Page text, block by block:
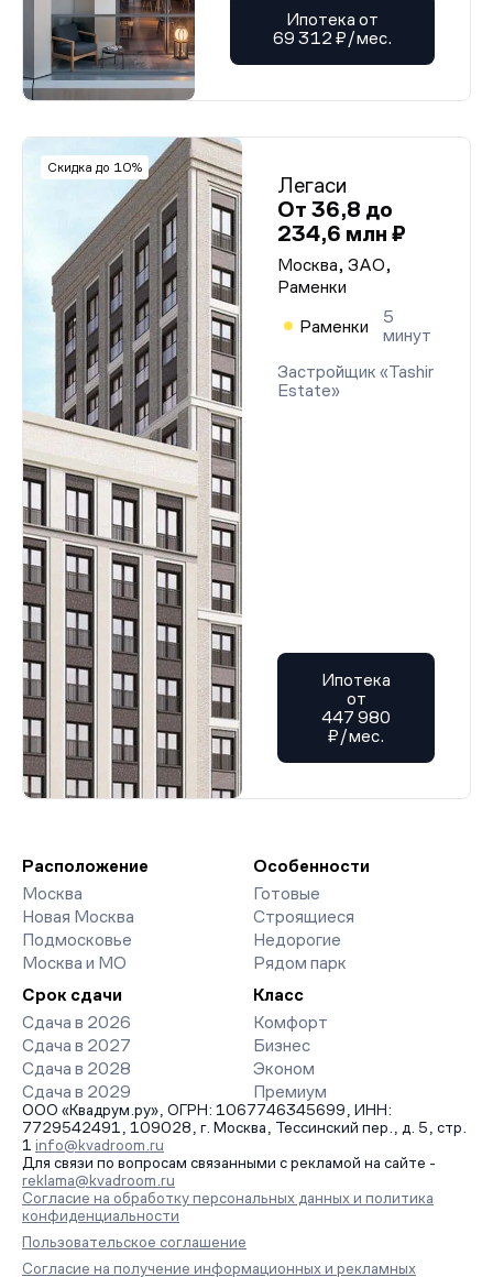
Ипотека от
69 312 ₽/мес.
Скидка до 10%
Легаси
От 36,8 до
234,6 млн ₽
Москва, ЗАО,
Раменки
Раменки
5
минут
Застройщик «Tashir
Estate»
Ипотека
от
447 980
₽/мес.
Расположение
Москва
Новая Москва
Подмосковье
Москва и МО
Особенности
Готовые
Строящиеся
Недорогие
Рядом парк
Срок сдачи
Сдача в 2026
Сдача в 2027
Сдача в 2028
Сдача в 2029
Класс
Комфорт
Бизнес
Эконом
Премиум
ООО «Квадрум.ру», ОГРН: 1067746345699, ИНН:
7729542491, 109028, г. Москва, Тессинский пер., д. 5, стр.
1 info@kvadroom.ru
Для связи по вопросам связанными с рекламой на сайте -
reklama@kvadroom.ru
Согласие на обработку персональных данных и политика
конфиденциальности
Пользовательское соглашение
Согласие на получение информационных и рекламных